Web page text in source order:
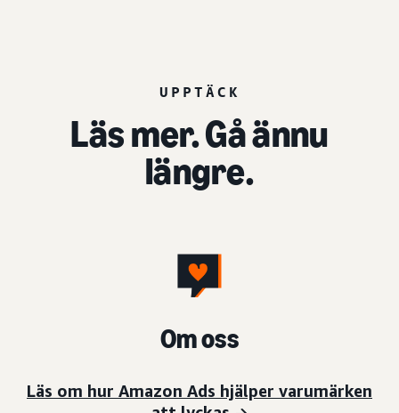
UPPTÄCK
Läs mer. Gå ännu
längre.
Om oss
Läs om hur Amazon Ads hjälper varumärken